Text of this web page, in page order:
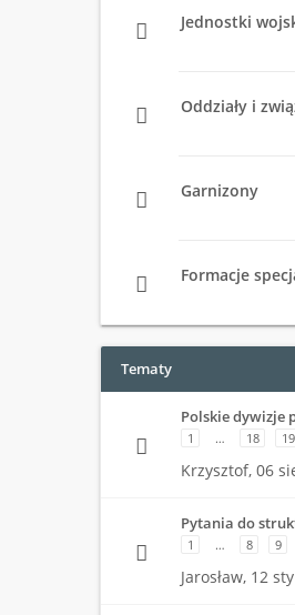
Jednostki
Oddziały i
Garnizony
Formacje
Tematy
Polskie dywizje
1 … 18 19
Krzysztof, 06
Pytania do
1 … 8 9
Jarosław, 12